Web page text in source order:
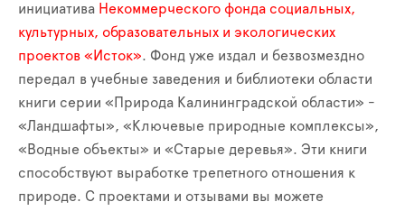
инициатива Некоммерческого фонда социальных,
культурных, образовательных и экологических
проектов «Исток». Фонд уже издал и безвозмездно
передал в учебные заведения и библиотеки области
книги серии «Природа Калининградской области» -
«Ландшафты», «Ключевые природные комплексы»,
«Водные объекты» и «Старые деревья». Эти книги
способствуют выработке трепетного отношения к
природе. С проектами и отзывами вы можете